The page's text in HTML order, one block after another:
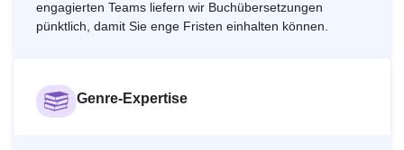
engagierten Teams liefern wir Buchübersetzungen
pünktlich, damit Sie enge Fristen einhalten können.
Genre-Expertise